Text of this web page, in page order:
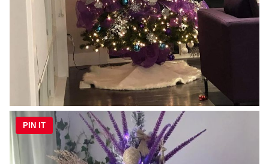
PIN IT